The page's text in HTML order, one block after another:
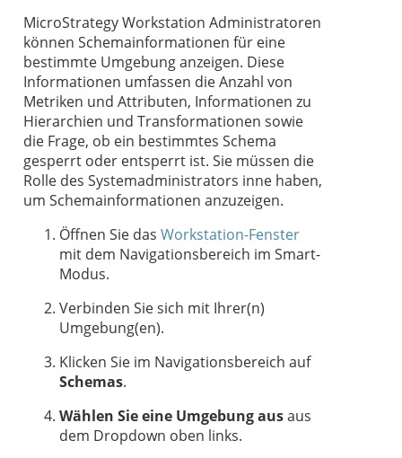
MicroStrategyWorkstation Administratoren
können Schemainformationen für eine
bestimmte Umgebung anzeigen. Diese
Informationen umfassen die Anzahl von
Metriken und Attributen, Informationen zu
Hierarchien und Transformationen sowie
die Frage, ob ein bestimmtes Schema
gesperrt oder entsperrt ist. Sie müssen die
Rolle des Systemadministrators inne haben,
um Schemainformationen anzuzeigen.
Öffnen Sie das Workstation-Fenster
mit dem Navigationsbereich im Smart-
Modus.
Verbinden Sie sich mit Ihrer(n)
Umgebung(en).
Klicken Sie im Navigationsbereich auf
Schemas.
Wählen Sie eine Umgebung ausaus
dem Dropdown oben links.